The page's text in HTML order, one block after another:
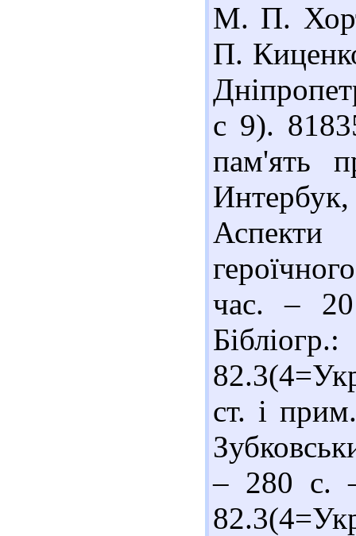
М. П.
П.
с 9).
пам'ять
час. –
ст. і
– 280 с.